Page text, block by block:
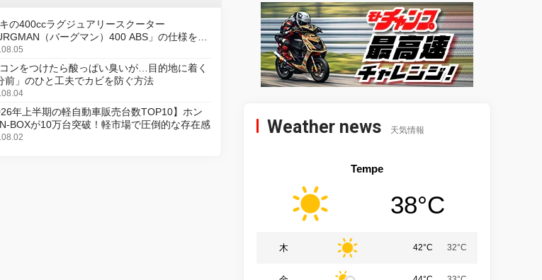
の400ccラグジュアリースクーター
（バーグマン）400 ABS」の仕様を変
8月18日に発売
ンをつけたら酸っぱい臭いが…目的地に着く
前」のひと工夫でカビを防ぐ方法
年上半期の軽自動車販売台数TOP10】ホン
BOXが10万台突破！軽市場で圧倒的な存在感
Weather news 天気情報
Tempe
38°C
木 42°C 32°C